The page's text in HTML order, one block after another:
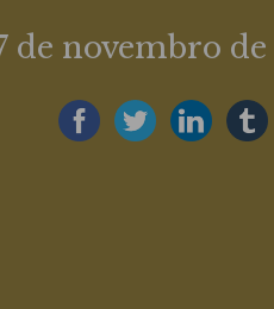
de novembro